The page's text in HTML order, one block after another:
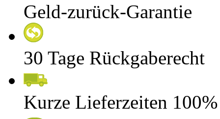
Geld-zurück-Garantie
30 Tage Rückgaberecht
Kurze Lieferzeiten